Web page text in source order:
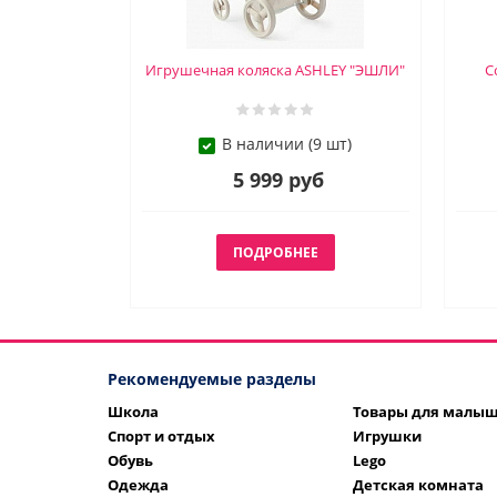
Игрушечная коляска ASHLEY "ЭШЛИ"
В наличии (9 шт)
5 999 руб
ПОДРОБНЕЕ
Рекомендуемые разделы
Школа
Спорт и отдых
Обувь
Одежда
Товары для
Игрушки
Lego
Детская комната